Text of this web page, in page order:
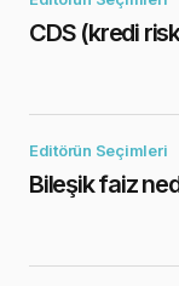
CDS (kredi
Editörün Seçimleri
Bileşik faiz